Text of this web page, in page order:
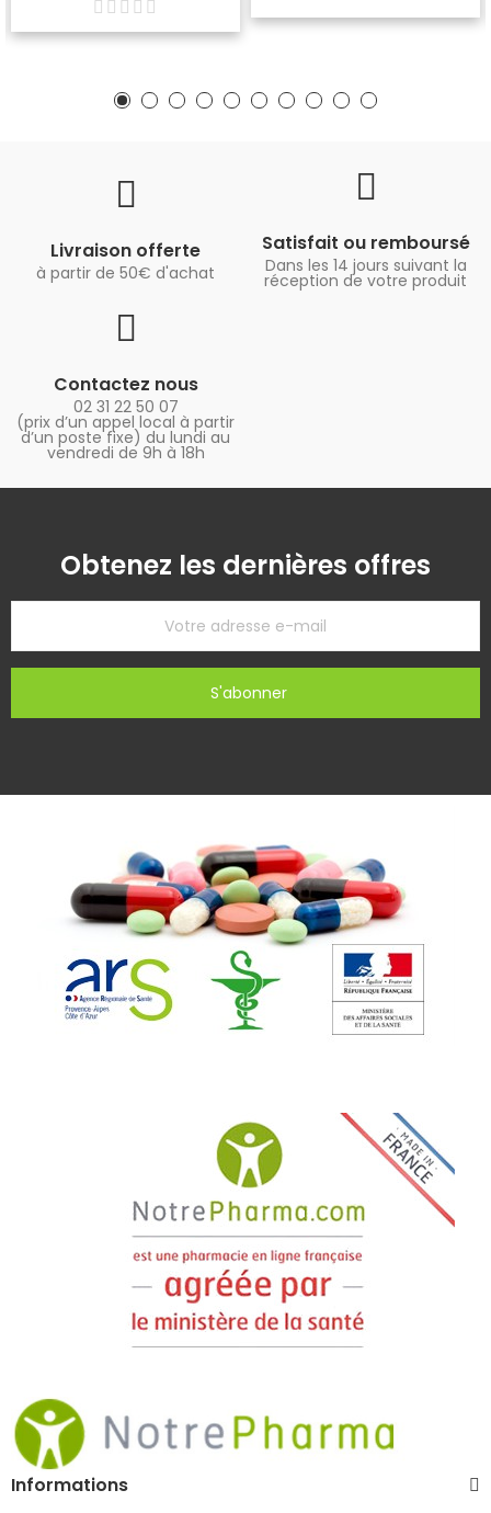
Livraison offerte
à partir de 50€ d'achat
Satisfait ou remboursé
Dans les 14 jours suivant la
réception de votre produit
Contactez nous
02 31 22 50 07
(prix d’un appel local à partir
d’un poste fixe) du lundi au
vendredi de 9h à 18h
Obtenez les dernières offres
S'abonner
Informations